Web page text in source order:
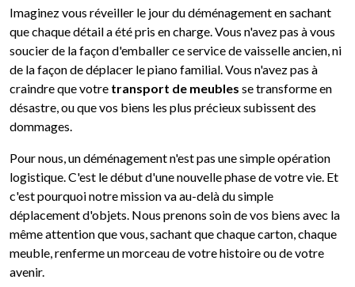
Imaginez vous réveiller le jour du déménagement en sachant
que chaque détail a été pris en charge. Vous n'avez pas à vous
soucier de la façon d'emballer ce service de vaisselle ancien, ni
de la façon de déplacer le piano familial. Vous n'avez pas à
craindre que votre transport de meubles se transforme en
désastre, ou que vos biens les plus précieux subissent des
dommages.
Pour nous, un déménagement n'est pas une simple opération
logistique. C'est le début d'une nouvelle phase de votre vie. Et
c'est pourquoi notre mission va au-delà du simple
déplacement d'objets. Nous prenons soin de vos biens avec la
même attention que vous, sachant que chaque carton, chaque
meuble, renferme un morceau de votre histoire ou de votre
avenir.